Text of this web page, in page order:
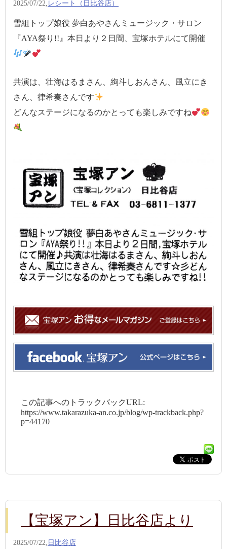
2025/07/22, レシート（日比谷店）
雪組トップ娘役 夢白あやさんミュージック・サロン
『AYA祭り!!』本日より２日間、宝塚ホテルにて開催
共演は、壮海はるまさん、絢斗しおんさん、風立にき
さん、律希奏さんです
どんなステージになるのかとっても楽しみですね
この記事へのトラックバックURL:
https://www.takarazuka-an.co.jp/blog/wp-trackback.php?
p=44170
【宝塚アン】日比谷店より
2025/07/22, 日比谷店